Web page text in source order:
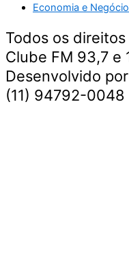
Economia e
Todos os
Clube FM 93,7
Desenvolvido
(11) 94792-0048